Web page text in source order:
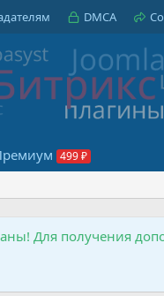
DMCA
Для получения